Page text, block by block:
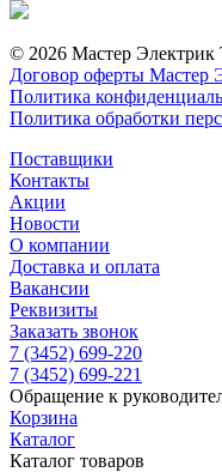
© 2026 Мастер
Договор оферты Мастер
Политика
Политика обработки
Поставщики
Контакты
Акции
Новости
О компании
Доставка и оплата
Вакансии
Реквизиты
Заказать звонок
7 (3452) 699-220
7 (3452) 699-221
Обращение к
Корзина
Каталог
Каталог товаров